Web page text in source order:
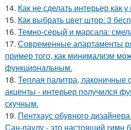
14. Как не сделать интерьер как у
15. Как выбрать цвет штор: 3
16. Темно-серый и марсала:
17. Современные апартаменты
пример того, как минимализм
функциональным.
18. Теплая палитра,
акценты - интерьер получился
скучным.
19. Пентхаус обувного
Сан-паулу - это настоящий гимн